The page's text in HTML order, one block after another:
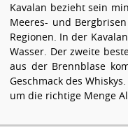
Kavalan bezieht sein
Meeres- und
Regionen. In der
Wasser. Der zweite
aus der Brennblase
Geschmack des
um die richtige Menge